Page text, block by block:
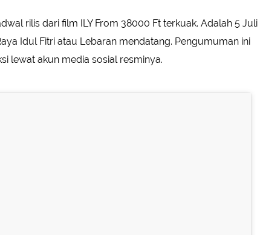
rilis dari film ILY From 38000 Ft terkuak. Adalah 5 Juli
Idul Fitri atau Lebaran mendatang. Pengumuman ini
lewat akun media sosial resminya.